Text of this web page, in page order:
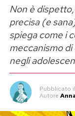
Non è
precisa (e
spiega come i
meccanismo
negli
Pubblicato il
Autore